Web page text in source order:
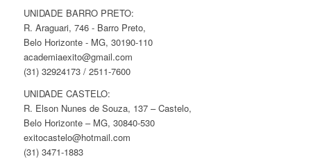
UNIDADE BARRO PRETO:
R. Araguari, 746 - Barro Preto,
Belo Horizonte - MG, 30190-110
academiaexito@gmail.com
(31) 32924173 / 2511-7600
UNIDADE CASTELO:
R. Elson Nunes de Souza, 137 – Castelo,
Belo Horizonte – MG, 30840-530
exitocastelo@hotmail.com
(31) 3471-1883